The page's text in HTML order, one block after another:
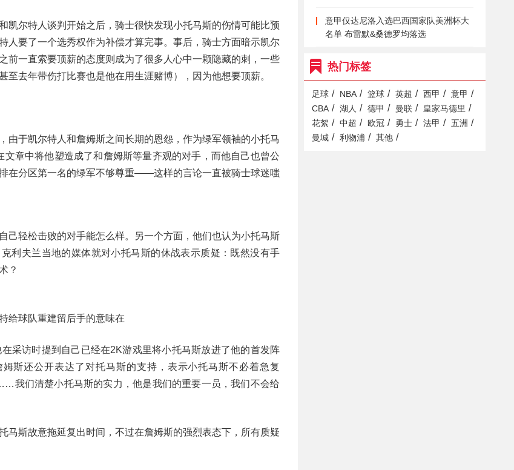
凯尔特人谈判开始之后，骑士很快发现小托马斯的伤情可能比预
人要了一个选秀权作为补偿才算完事。事后，骑士方面暗示凯尔
前一直索要顶薪的态度则成为了很多人心中一颗隐藏的刺，一些
去年带伤打比赛也是他在用生涯赌博），因为他想要顶薪。
由于凯尔特人和詹姆斯之间长期的恩怨，作为绿军领袖的小托马
章中将他塑造成了和詹姆斯等量齐观的对手，而他自己也曾公
在分区第一名的绿军不够尊重——这样的言论一直被骑士球迷嗤
己轻松击败的对手能怎么样。另一个方面，他们也认为小托马斯
利夫兰当地的媒体就对小托马斯的休战表示质疑：既然没有手
？
给球队重建留后手的意味在
采访时提到自己已经在2K游戏里将小托马斯放进了他的首发阵
斯还公开表达了对托马斯的支持，表示小托马斯不必着急复
我们清楚小托马斯的实力，他是我们的重要一员，我们不会给
马斯故意拖延复出时间，不过在詹姆斯的强烈表态下，所有质疑
意甲仅达尼洛入选巴西国家队美洲杯大
名单 布雷默&桑德罗均落选
热门标签
足球 / NBA / 篮球 / 英超 / 西甲 / 意甲 /
CBA / 湖人 / 德甲 / 曼联 / 皇家马德里 /
花絮 / 中超 / 欧冠 / 勇士 / 法甲 / 五洲 /
曼城 / 利物浦 / 其他 /